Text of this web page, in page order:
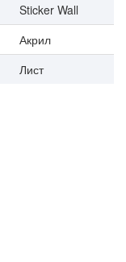
Sticker Wall
Акрил
Лист